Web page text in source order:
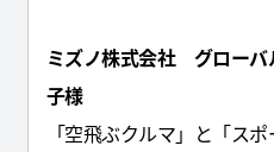
ミズノ株式会社 グロー
子様
「空飛ぶクルマ」と「ス